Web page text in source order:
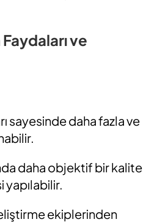
Faydaları ve
sayesinde daha fazla ve
daha objektif bir kalite
ekiplerinden